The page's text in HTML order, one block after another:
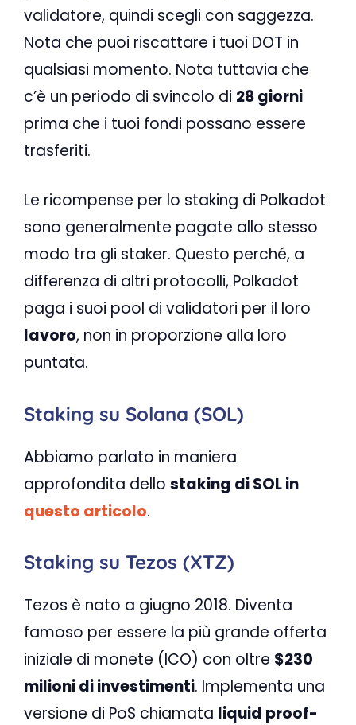
validatore, quindi scegli con saggezza.
Nota che puoi riscattare i tuoi DOT in
qualsiasi momento. Nota tuttavia che
c’è un periodo di svincolo di 28 giorni
prima che i tuoi fondi possano essere
trasferiti.
Le ricompense per lo staking di Polkadot
sono generalmente pagate allo stesso
modo tra gli staker. Questo perché, a
differenza di altri protocolli, Polkadot
paga i suoi pool di validatori per il loro
lavoro, non in proporzione alla loro
puntata.
Staking su Solana (SOL)
Abbiamo parlato in maniera
approfondita dello staking di SOL in
questo articolo.
Staking su Tezos (XTZ)
Tezos è nato a giugno 2018. Diventa
famoso per essere la più grande offerta
iniziale di monete (ICO) con oltre $230
milioni di investimenti. Implementa una
versione di PoS chiamata liquid proof-